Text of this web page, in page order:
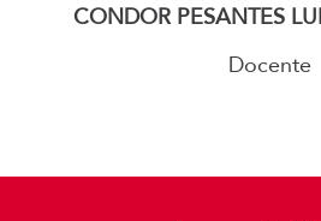
CONDOR PESANTES
Docente